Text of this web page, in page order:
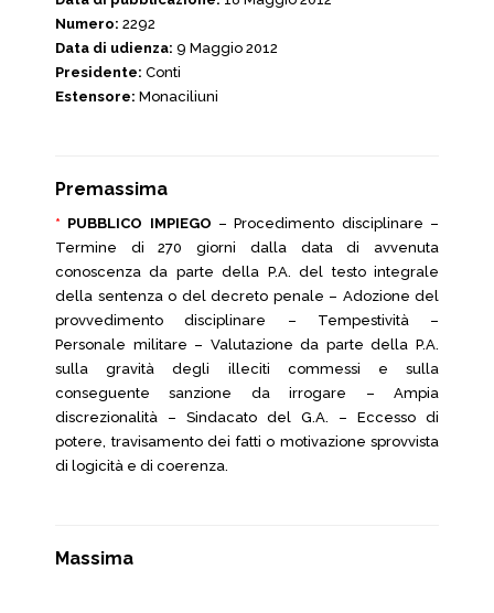
Numero: 2292
Data di udienza: 9 Maggio 2012
Presidente: Conti
Estensore: Monaciliuni
Premassima
* PUBBLICO IMPIEGO – Procedimento disciplinare –
Termine di 270 giorni dalla data di avvenuta
conoscenza da parte della P.A. del testo integrale
della sentenza o del decreto penale – Adozione del
provvedimento disciplinare – Tempestività –
Personale militare – Valutazione da parte della P.A.
sulla gravità degli illeciti commessi e sulla
conseguente sanzione da irrogare – Ampia
discrezionalità – Sindacato del G.A. – Eccesso di
potere, travisamento dei fatti o motivazione sprovvista
di logicità e di coerenza.
Massima